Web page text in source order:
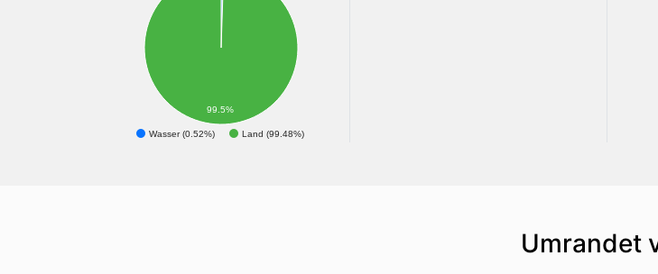
Wasser (0.52%) Land (99.48%)
99.5%
Umrandet